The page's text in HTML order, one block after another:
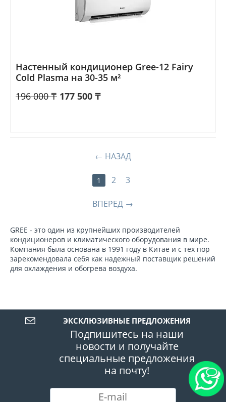
GREE - это один из крупнейших производителей
кондиционеров и климатического оборудования в мире.
Компания была основана в 1991 году в Китае и с тех пор
зарекомендовала себя как надежный поставщик решений
для охлаждения и обогрева воздуха.
Настенный кондиционер Gree-12 Fairy
Cold Plasma на 30-35 м²
196 000 ₸ 177 500 ₸
НАЗАД
1 2 3
ВПЕРЕД
ЭКСКЛЮЗИВНЫЕ ПРЕДЛОЖЕНИЯ
Подпишитесь на наши
новости и получайте
специальные предложения
на почту!